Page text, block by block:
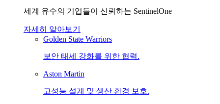
세계 유수의 기업들이 신뢰하는 SentinelOne
자세히 알아보기
Golden State Warriors
보안 태세 강화를 위한 협력.
Aston Martin
고성능 설계 및 생산 환경 보호.